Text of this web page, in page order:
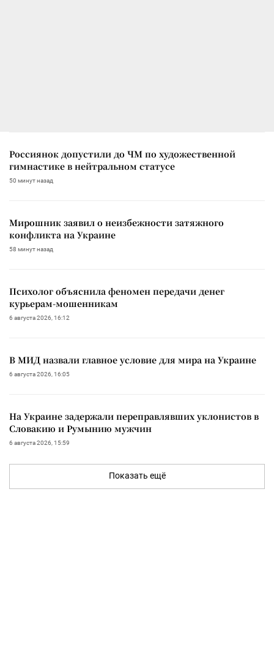
Россиянок допустили до ЧМ по художественной
гимнастике в нейтральном статусе
50 минут назад
Мирошник заявил о неизбежности затяжного
конфликта на Украине
58 минут назад
Психолог объяснила феномен передачи денег
курьерам-мошенникам
6 августа 2026, 16:12
В МИД назвали главное условие для мира на Украине
6 августа 2026, 16:05
На Украине задержали переправлявших уклонистов в
Словакию и Румынию мужчин
6 августа 2026, 15:59
Показать ещё